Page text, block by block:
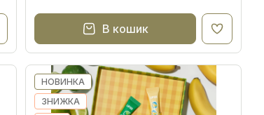
В кошик
НОВИНКА
ЗНИЖКА